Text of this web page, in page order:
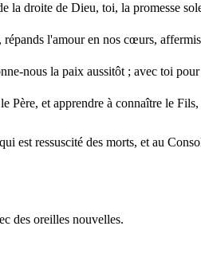
la droite de Dieu, toi, la promesse
l'amour en nos cœurs,
nous la paix aussitôt ; avec toi
Père, et apprendre à connaître le
est ressuscité des morts, et au
des oreilles nouvelles.